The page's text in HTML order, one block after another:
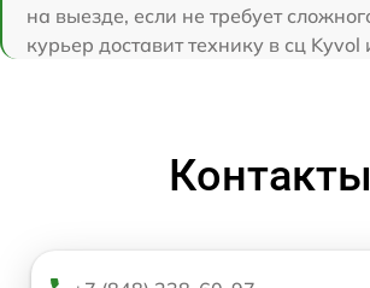
на выезде, если не требует
курьер доставит технику в сц Kyvol
Контакты